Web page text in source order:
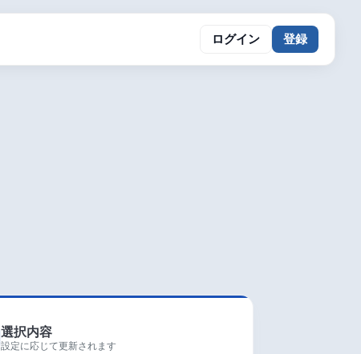
ログイン 登録
選択内容
設定に応じて更新されます